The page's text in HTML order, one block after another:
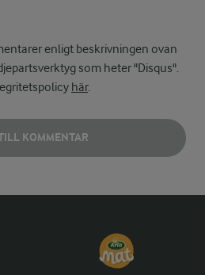
enligt beskrivningen ovan
som heter "Disqus".
här.
KOMMENTAR